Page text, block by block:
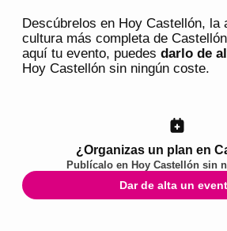
Descúbrelos en Hoy Castellón, la
cultura más completa de Castellón
aquí tu evento, puedes darlo de
Hoy Castellón sin ningún coste.
¿Organizas un plan en
Publícalo en Hoy Castellón sin
Dar de alta un